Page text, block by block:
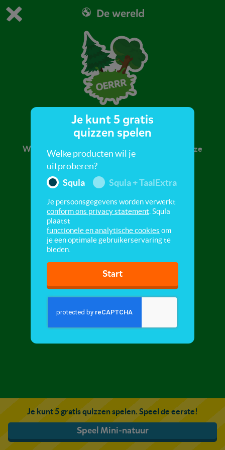
Dit is de gratis demo van Squla.
Bestel nu
0 1
De wereld
Mini-natuur
Welke dieren wonen in een boom? Ontdek in deze
quiz meer over de natuur.
Je kunt 5 gratis quizzen spelen. Speel de eerste!
Speel Mini-natuur
Je kunt 5 gratis
quizzen spelen
Welke producten wil je
uitproberen?
Squla
Squla + TaalExtra
Je persoonsgegevens worden verwerkt
conform ons privacy statement . Squla
plaatst
functionele en analytische cookies om
je een optimale gebruikerservaring te
bieden.
Start